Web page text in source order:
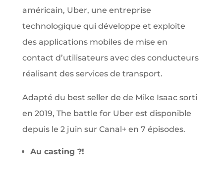
américain, Uber, une entreprise
technologique qui développe et exploite
des applications mobiles de mise en
contact d’utilisateurs avec des conducteurs
réalisant des services de transport.
Adapté du best seller de de Mike Isaac sorti
en 2019, The battle for Uber est disponible
depuis le 2 juin sur Canal+ en 7 épisodes.
Au casting ?!